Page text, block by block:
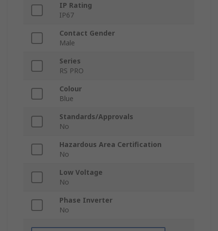
IP Rating
IP67
Contact Gender
Male
Series
RS PRO
Colour
Blue
Standards/Approvals
No
Hazardous Area Certification
No
Low Voltage
No
Phase Inverter
No